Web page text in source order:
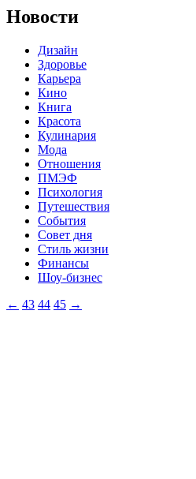
Новости
Дизайн
Здоровье
Карьера
Кино
Книга
Красота
Кулинария
Мода
Отношения
ПМЭФ
Психология
Путешествия
События
Совет дня
Стиль жизни
Финансы
Шоу-бизнес
← 43 44 45 →